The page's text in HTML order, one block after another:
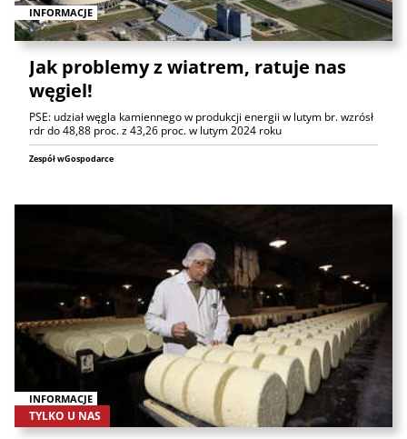
INFORMACJE
Jak problemy z wiatrem, ratuje nas
węgiel!
PSE: udział węgla kamiennego w produkcji energii w lutym br. wzrósł
rdr do 48,88 proc. z 43,26 proc. w lutym 2024 roku
Zespół wGospodarce
INFORMACJE
TYLKO U NAS